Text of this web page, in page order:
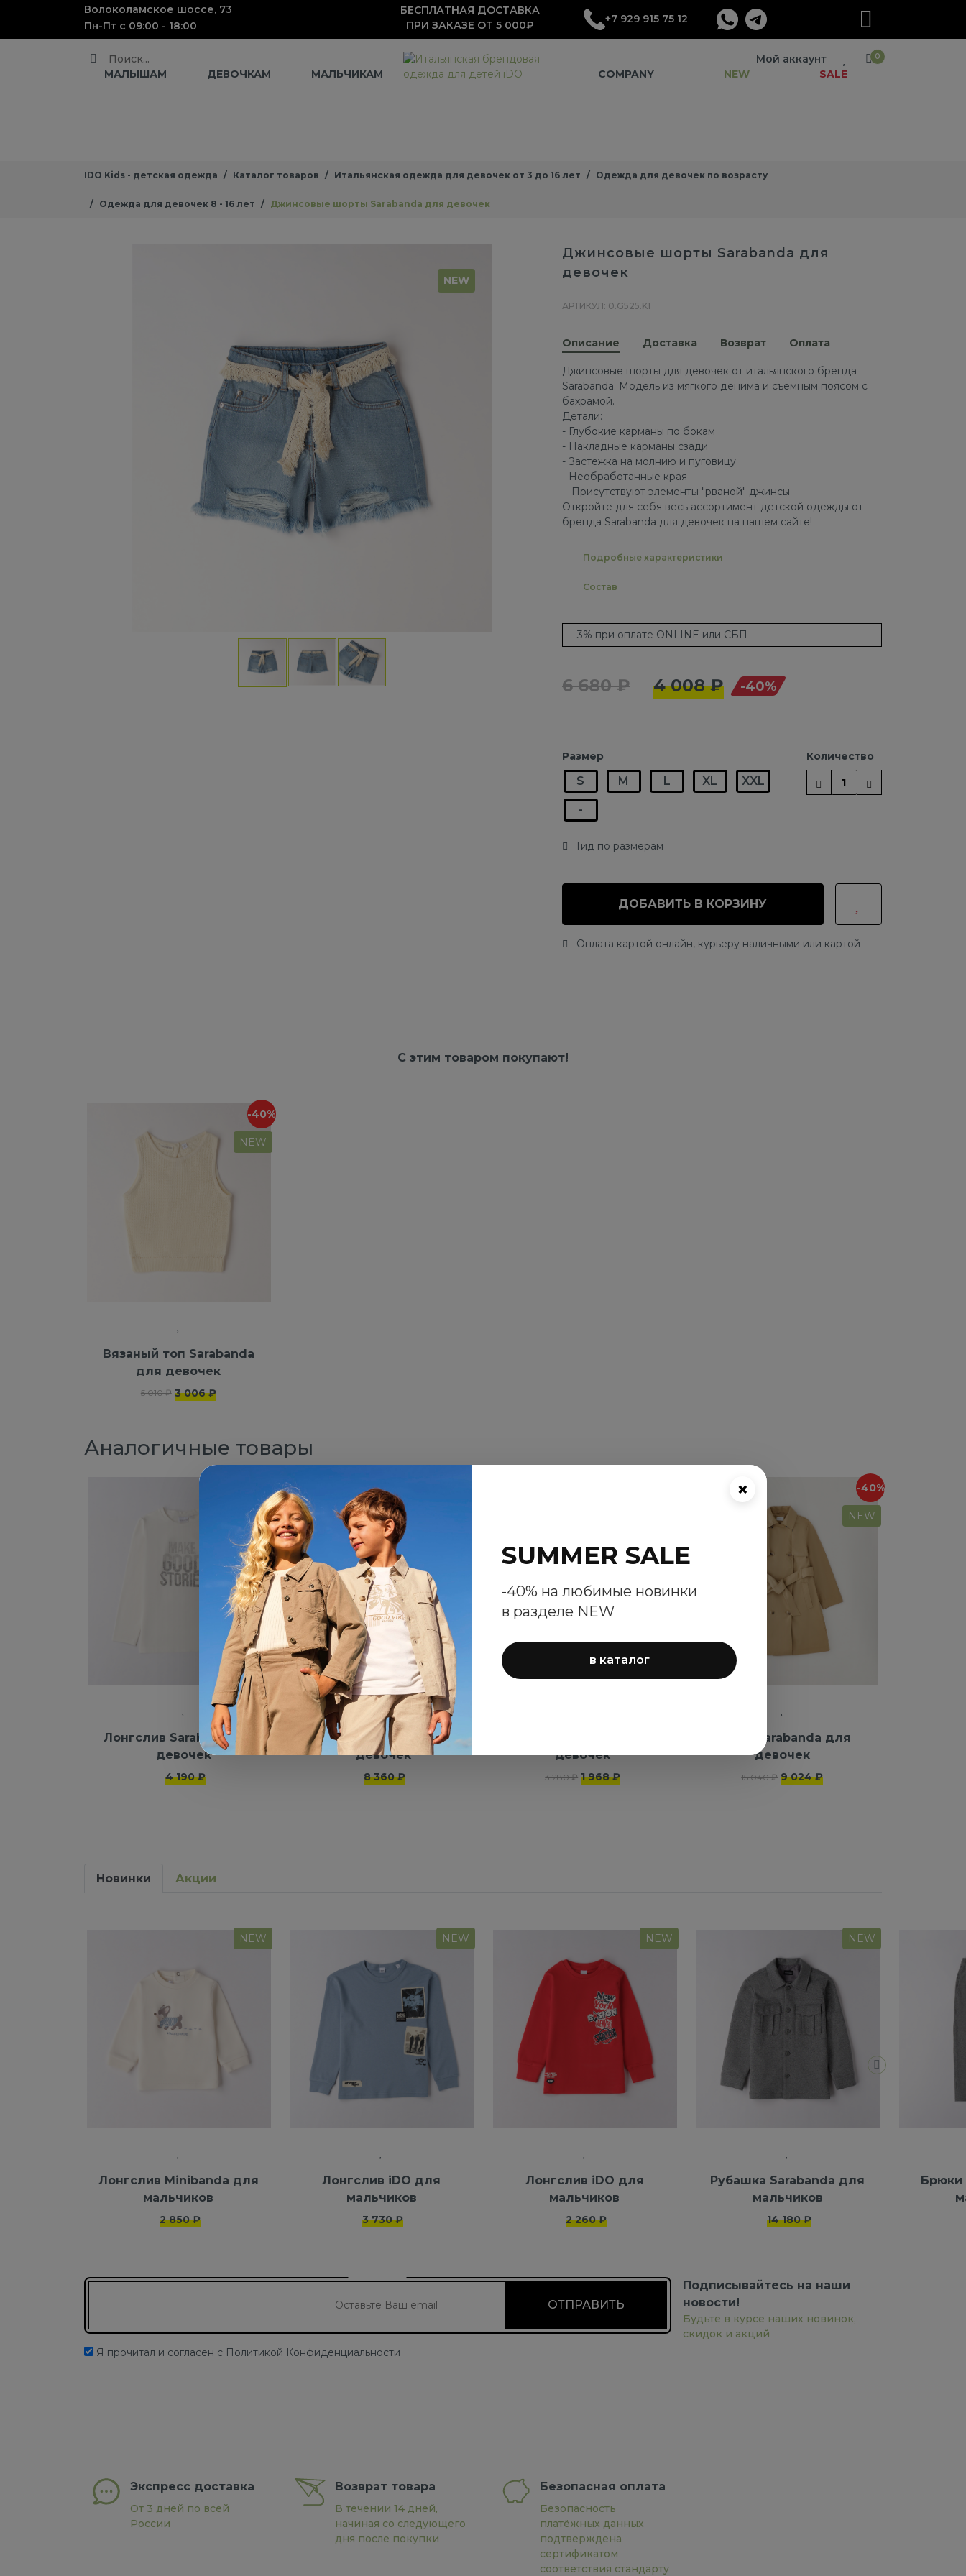
Волоколамское шоссе, 73
Пн-Пт с 09:00 - 18:00
БЕСПЛАТНАЯ ДОСТАВКА
ПРИ ЗАКАЗЕ ОТ 5 000₽
+7 929 915 75 12
Поиск Мой аккаунт 0
МАЛЫШАМ ДЕВОЧКАМ МАЛЬЧИКАМ COMPANY NEW SALE
IDO Kids - детская одежда Каталог товаров Итальянская одежда для девочек от 3 до 16 лет Одежда для девочек по возрасту
Одежда для девочек 8 - 16 лет Джинсовые шорты Sarabanda для девочек
NEW
Джинсовые шорты Sarabanda для
девочек
АРТИКУЛ: 0.G525.K1
Описание Доставка Возврат Оплата
Джинсовые шорты для девочек от итальянского бренда
Sarabanda. Модель из мягкого денима и съемным поясом с
бахрамой.
Детали:
- Глубокие карманы по бокам
- Накладные карманы сзади
- Застежка на молнию и пуговицу
- Необработанные края
- Присутствуют элементы "рваной" джинсы
Откройте для себя весь ассортимент детской одежды от
бренда Sarabanda для девочек на нашем сайте!
Подробные характеристики
Состав
-3% при оплате ONLINE или СБП
6 680 ₽ 4 008 ₽ -40%
Размер
S M L XL XXL
-
Гид по размерам
Количество
ДОБАВИТЬ В КОРЗИНУ
Оплата картой онлайн, курьеру наличными или картой
С этим товаром покупают!
-40%
NEW
Вязаный топ Sarabanda
для девочек
5 010 ₽ 3 006 ₽
Аналогичные товары
Лонгслив Sarabanda для
девочек
4 190 ₽
Джемпер Sarabanda для
девочек
8 360 ₽
девочек
3 280 ₽ 1 968 ₽
-40%
NEW
Тренч Sarabanda для
девочек
15 040 ₽ 9 024 ₽
Новинки Акции
NEW
Лонгслив Minibanda для
мальчиков
2 850 ₽
NEW
Лонгслив iDO для
мальчиков
3 730 ₽
NEW
Лонгслив iDO для
мальчиков
2 260 ₽
NEW
Рубашка Sarabanda для
мальчиков
14 180 ₽
Брюки
Подписывайтесь на наши
новости!
Будьте в курсе наших новинок,
скидок и акций
Я прочитал и согласен с Политикой Конфиденциальности
Экспресс доставка
От 3 дней по всей
России
Возврат товара
В течении 14 дней,
начиная со следующего
дня после покупки
Безопасная оплата
Безопасность
платёжных данных
подтверждена
сертификатом
соответствия стандарту
×
SUMMER SALE
-40% на любимые новинки
в разделе NEW
в каталог